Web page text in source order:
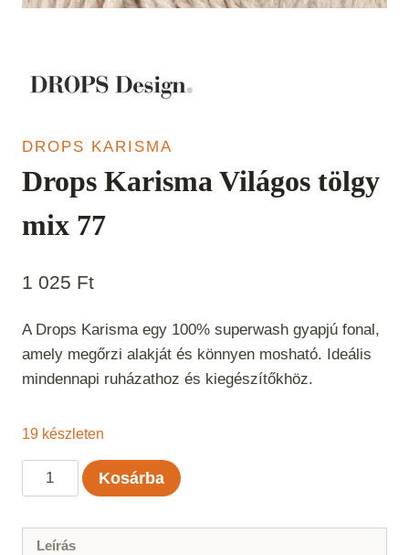
DROPS KARISMA
Drops Karisma Világos tölgy
mix 77
1 025 Ft
A Drops Karisma egy 100% superwash gyapjú fonal,
amely megőrzi alakját és könnyen mosható. Ideális
mindennapi ruházathoz és kiegészítőkhöz.
19 készleten
Drops
Karisma
tölgy
Kosárba
Leírás